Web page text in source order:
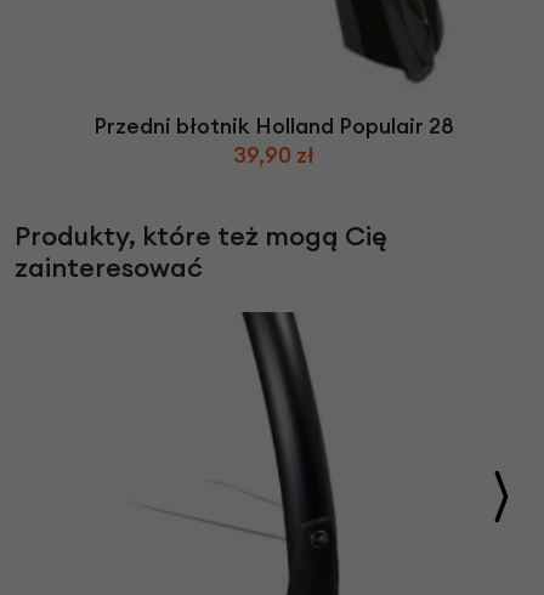
Przedni błotnik Holland Populair 28
39,90 zł
Produkty, które też mogą Cię
zainteresować